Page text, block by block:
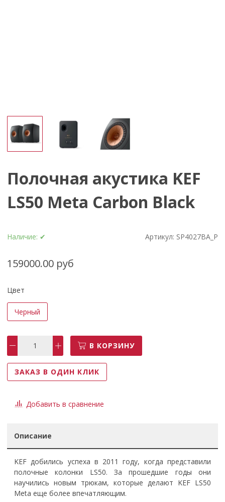
Полочная акустика KEF
LS50 Meta Carbon Black
Наличие: ✔ Артикул: SP4027BA_P
159000.00 руб
Цвет
Черный
В КОРЗИНУ
ЗАКАЗ В ОДИН КЛИК
Добавить в сравнение
Описание
KEF добились успеха в 2011 году, когда представили
полочные колонки LS50. За прошедшие годы они
научились новым трюкам, которые делают KEF LS50
Meta еще более впечатляющим.